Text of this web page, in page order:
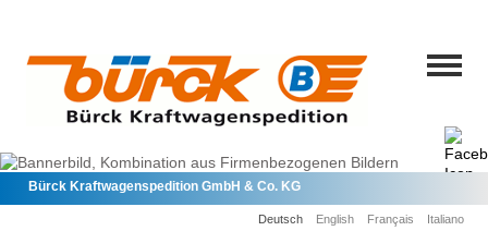
Bürck Kraftwagenspedition GmbH & Co. KG
Deutsch English Français Italiano